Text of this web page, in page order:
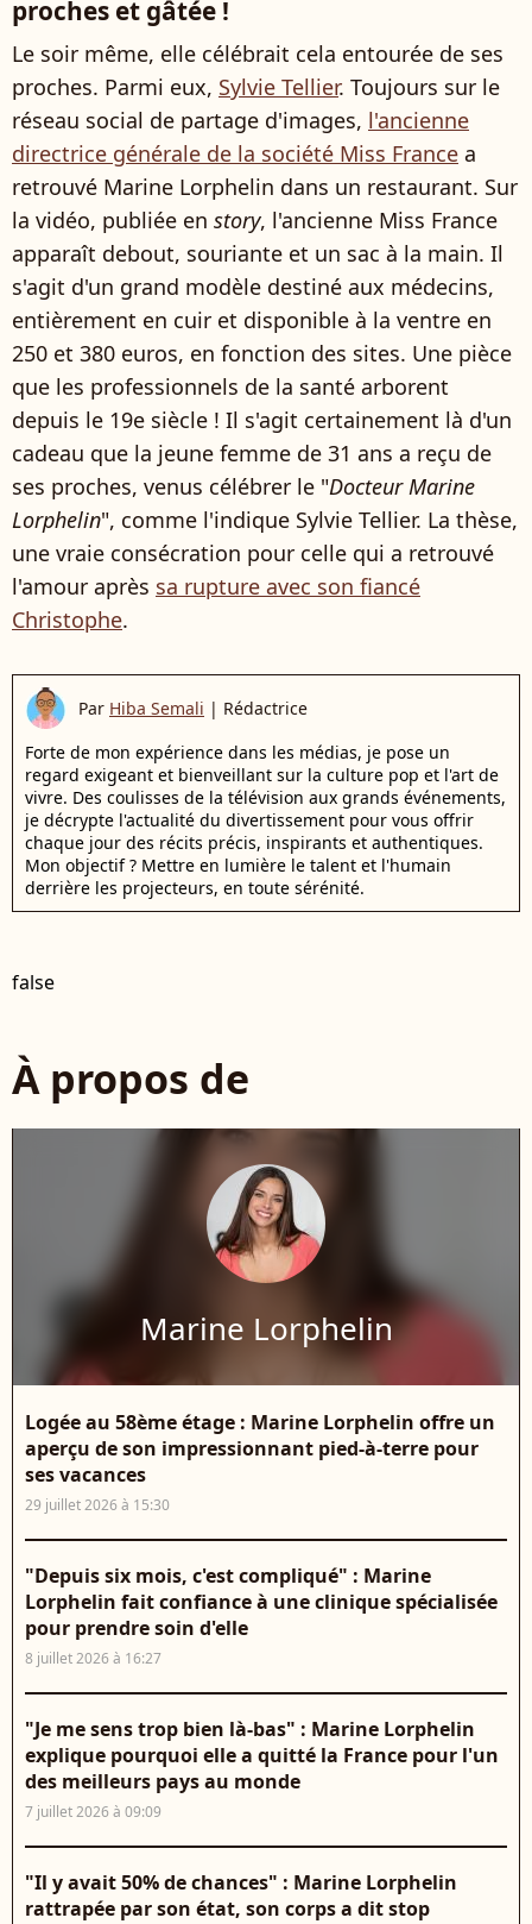
proches et gâtée !
Le soir même, elle célébrait cela entourée de ses
proches. Parmi eux, Sylvie Tellier. Toujours sur le
réseau social de partage d'images, l'ancienne
directrice générale de la société Miss France a
retrouvé Marine Lorphelin dans un restaurant. Sur
la vidéo, publiée en story, l'ancienne Miss France
apparaît debout, souriante et un sac à la main. Il
s'agit d'un grand modèle destiné aux médecins,
entièrement en cuir et disponible à la ventre en
250 et 380 euros, en fonction des sites. Une pièce
que les professionnels de la santé arborent
depuis le 19e siècle ! Il s'agit certainement là d'un
cadeau que la jeune femme de 31 ans a reçu de
ses proches, venus célébrer le "Docteur Marine
Lorphelin", comme l'indique Sylvie Tellier. La thèse,
une vraie consécration pour celle qui a retrouvé
l'amour après sa rupture avec son fiancé
Christophe.
Par Hiba Semali | Rédactrice
Forte de mon expérience dans les médias, je pose un
regard exigeant et bienveillant sur la culture pop et l'art de
vivre. Des coulisses de la télévision aux grands événements,
je décrypte l'actualité du divertissement pour vous offrir
chaque jour des récits précis, inspirants et authentiques.
Mon objectif ? Mettre en lumière le talent et l'humain
derrière les projecteurs, en toute sérénité.
false
À propos de
Marine Lorphelin
Logée au 58ème étage : Marine Lorphelin offre un
aperçu de son impressionnant pied-à-terre pour
ses vacances
29 juillet 2026 à 15:30
"Depuis six mois, c'est compliqué" : Marine
Lorphelin fait confiance à une clinique spécialisée
pour prendre soin d'elle
8 juillet 2026 à 16:27
"Je me sens trop bien là-bas" : Marine Lorphelin
explique pourquoi elle a quitté la France pour l'un
des meilleurs pays au monde
7 juillet 2026 à 09:09
"Il y avait 50% de chances" : Marine Lorphelin
rattrapée par son état, son corps a dit stop